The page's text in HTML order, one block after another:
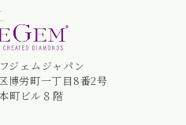
ジェムジャパン
博労町一丁目8番2号
町ビル８階